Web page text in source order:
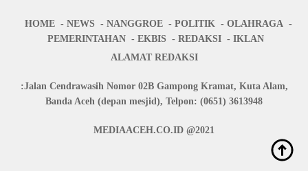
HOME NEWS NANGGROE POLITIK
OLAHRAGA
PEMERINTAHAN
EKBIS REDAKSI
IKLAN
ALAMAT REDAKSI
:Jalan Cendrawasih Nomor 02B Gampong Kramat, Kuta Alam,
Banda Aceh (depan mesjid), Telpon: (0651) 3613948
MEDIAACEH.CO.ID @2021